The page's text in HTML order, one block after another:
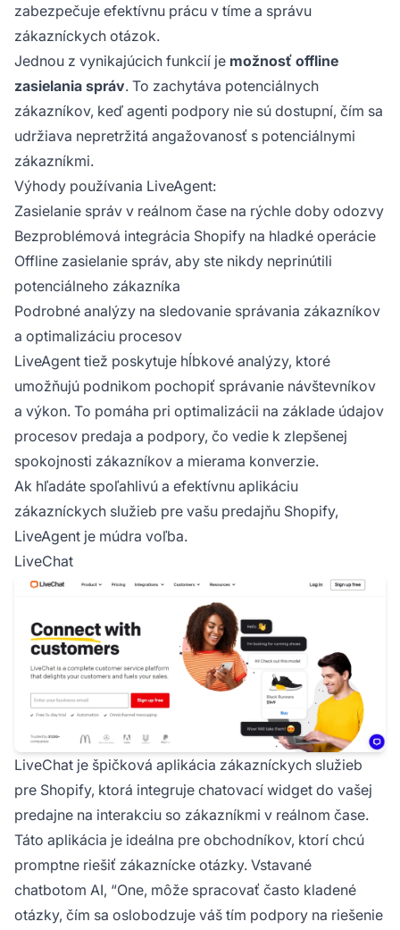
zabezpečuje efektívnu prácu v tíme a správu
zákazníckych otázok.
Jednou z vynikajúcich funkcií je možnosť offline
zasielania správ. To zachytáva potenciálnych
zákazníkov, keď agenti podpory nie sú dostupní, čím sa
udržiava nepretržitá angažovanosť s potenciálnymi
zákazníkmi.
Výhody používania LiveAgent:
Zasielanie správ v reálnom čase na rýchle doby odozvy
Bezproblémová integrácia Shopify na hladké operácie
Offline zasielanie správ, aby ste nikdy neprinútili
potenciálneho zákazníka
Podrobné analýzy na sledovanie správania zákazníkov
a optimalizáciu procesov
LiveAgent tiež poskytuje hĺbkové analýzy, ktoré
umožňujú podnikom pochopiť správanie návštevníkov
a výkon. To pomáha pri optimalizácii na základe údajov
procesov predaja a podpory, čo vedie k zlepšenej
spokojnosti zákazníkov a mierama konverzie.
Ak hľadáte spoľahlivú a efektívnu aplikáciu
zákazníckych služieb pre vašu predajňu Shopify,
LiveAgent je múdra voľba.
LiveChat
LiveChat je špičková aplikácia zákazníckych služieb
pre Shopify, ktorá integruje chatovací widget do vašej
predajne na interakciu so zákazníkmi v reálnom čase.
Táto aplikácia je ideálna pre obchodníkov, ktorí chcú
promptne riešiť zákaznícke otázky. Vstavané
chatbotom AI, “One, môže spracovať často kladené
otázky, čím sa oslobodzuje váš tím podpory na riešenie